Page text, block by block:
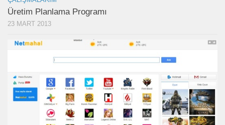
Üretim Planlama Programı
23 MART 2013